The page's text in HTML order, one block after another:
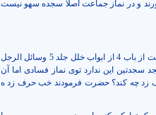
و در نماز جماعت اصلا سجده سهو نیست
روایت اول: صحیحه عبدالرحمان بن حجاج عن ابی عبدالله علیه السلام روایت از باب 4 از ابواب خلل جلد 5 وسائل الرجل
سجدتین این ندارد توی نماز فسادی اما آن
زد چه کند؟ حضرت فرمودند خب حرف زد ه